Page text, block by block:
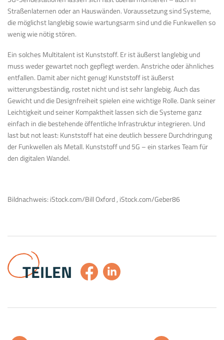
Straßenlaternen oder an Hauswänden. Voraussetzung sind Systeme,
die möglichst langlebig sowie wartungsarm sind und die Funkwellen so
wenig wie nötig stören.
Ein solches Multitalent ist Kunststoff. Er ist äußerst langlebig und
muss weder gewartet noch gepflegt werden. Anstriche oder ähnliches
entfallen. Damit aber nicht genug! Kunststoff ist äußerst
witterungsbeständig, rostet nicht und ist sehr langlebig. Auch das
Gewicht und die Designfreiheit spielen eine wichtige Rolle. Dank seiner
Leichtigkeit und seiner Kompaktheit lassen sich die Systeme ganz
einfach in die bestehende öffentliche Infrastruktur integrieren. Und
last but not least: Kunststoff hat eine deutlich bessere Durchdringung
der Funkwellen als Metall. Kunststoff und 5G – ein starkes Team für
den digitalen Wandel.
Bildnachweis: iStock.com/Bill Oxford , iStock.com/Geber86
TEILEN